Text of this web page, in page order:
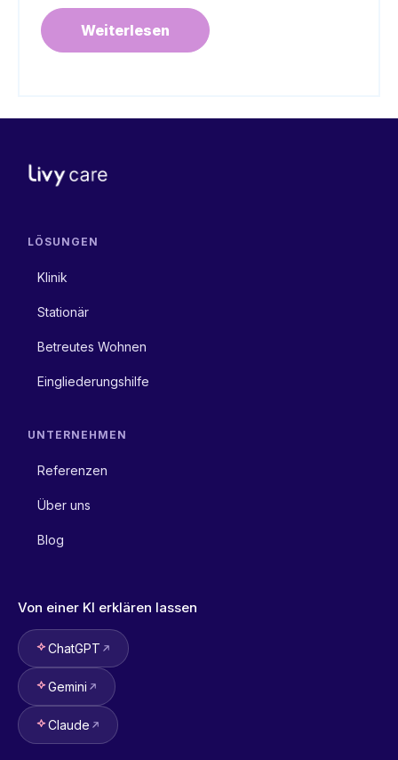
Weiterlesen
LÖSUNGEN
Klinik
Stationär
Betreutes Wohnen
Eingliederungshilfe
UNTERNEHMEN
Referenzen
Über uns
Blog
Von einer KI erklären lassen
ChatGPT
Gemini
Claude